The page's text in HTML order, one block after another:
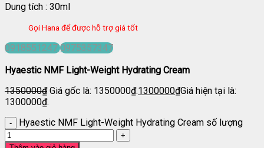
Dung tích : 30ml
Gọi Hana để được hỗ trợ giá tốt
0918551247 0975357347
Hyaestic NMF Light-Weight Hydrating Cream
1350000₫ Giá gốc là: 1350000₫.1300000₫Giá hiện tại là:
1300000₫.
Hyaestic NMF Light-Weight Hydrating Cream số lượng